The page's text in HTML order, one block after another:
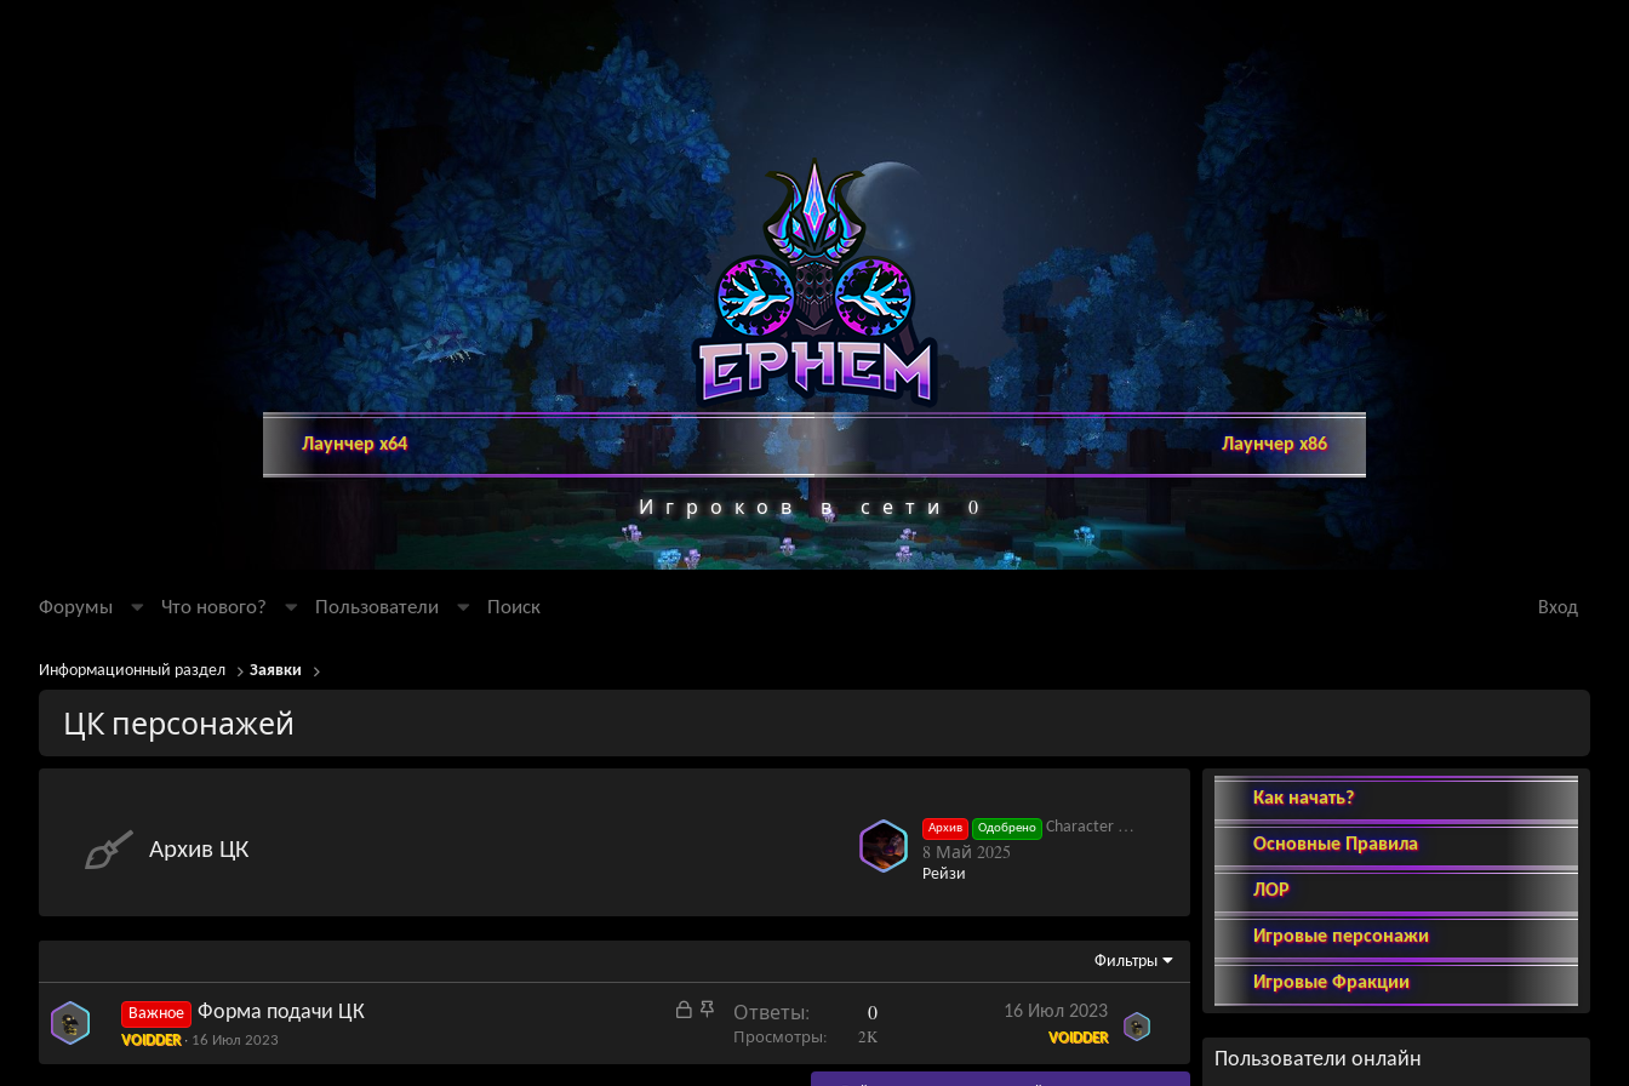
Лаунчер х64 Лаунчер x86
Игроков в сети 0
Форумы Что нового? Пользователи Поиск Вход
Информационный раздел Заявки
ЦК персонажей
Архив ЦК
Архив Одобрено Character Kill | Saptera
8 Май 2025
Рейзи
Фильтры
З
к
З
к
Важное Форма подачи ЦК
VOIDDER 16 Июл 2023
Ответы 0
Просмотры 2K
16 Июл 2023
VOIDDER
Как начать?
Основные Правила
ЛОР
Игровые персонажи
Игровые Фракции
Пользователи онлайн